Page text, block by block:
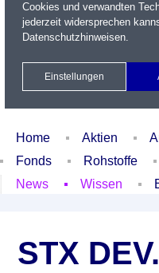
Name / WKN / ISIN / Kürzel
Xetra Realtime
Home Aktien
Fonds
Rohstoffe
News
Wissen
STX
Cookies und verwandten
jederzeit widersprechen
Datenschutzhinweisen.
Einstellungen